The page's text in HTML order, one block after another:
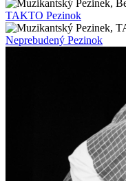
TAKTO Pezinok
Neprebudený Pezinok